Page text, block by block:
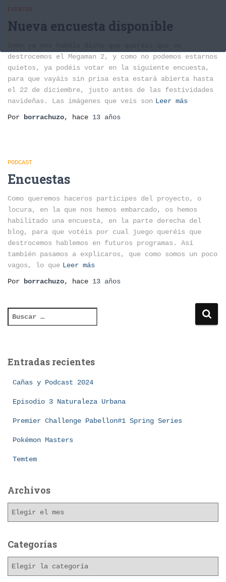
EVENTOS
Nueva encuesta disponible
destrocemos el Megaman 2, y como no podemos estarnos
quietos, ya podéis votar en la siguiente encuesta,
para que vayáis sin prisa esta estará abierta hasta
el 22 de diciembre, justo antes de las festividades
navideñas. Las imágenes que veis son Leer más
Por
borrachuzo, hace 13 años
PODCAST
Encuestas
Como queremos haceros participes del proyecto, o
locura, en la que nos hemos embarcado, os hemos
habilitado una encuesta, en la parte derecha del
blog, para que votéis por cual juego queréis que
destrocemos hablemos en futuros programas. Así
también pasamos a explicaros, que como somos un poco
vagos, lo que Leer más
Por
borrachuzo, hace 13 años
u
a
Entradas recientes
Cañas y Podcast 2024
Episodio 3 Naturaleza Urbana
Premier Challenge Pabellon#1 Spring Series
Pokémon Masters
Temtem
Archivos
h
o
Categorías